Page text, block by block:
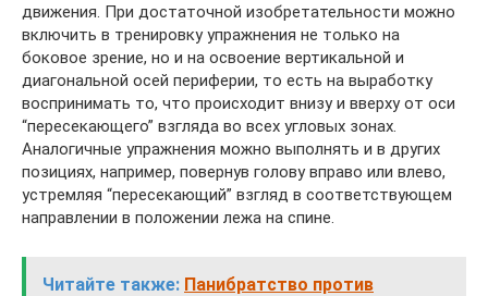
движения. При достаточной изобретательности можно
включить в тренировку упражнения не только на
боковое зрение, но и на освоение вертикальной и
диагональной осей периферии, то есть на выработку
воспринимать то, что происходит внизу и вверху от оси
“пересекающего” взгляда во всех угловых зонах.
Аналогичные упражнения можно выполнять и в других
позициях, например, повернув голову вправо или влево,
устремляя “пересекающий” взгляд в соответствующем
направлении в положении лежа на спине.
Читайте также: Панибратство против